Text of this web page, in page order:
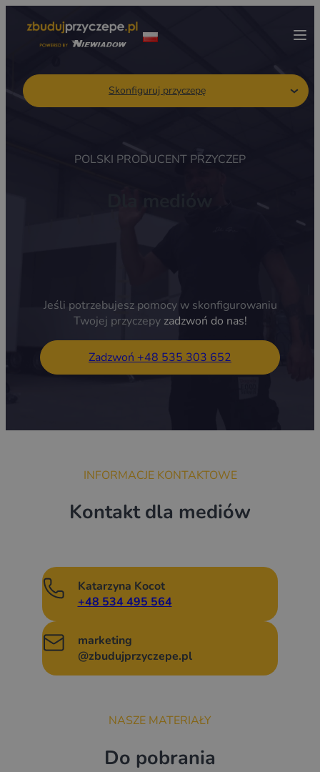
Skonfiguruj przyczepę
POLSKI PRODUCENT PRZYCZEP
Jeśli potrzebujesz pomocy w skonfigurowaniu
Twojej przyczepy zadzwoń do nas!
Zadzwoń +48 535 303 652
INFORMACJE KONTAKTOWE
Kontakt dla mediów
Katarzyna Kocot
+48 534 495 564
marketing
@zbudujprzyczepe.pl
NASZE MATERIAŁY
Do pobrania